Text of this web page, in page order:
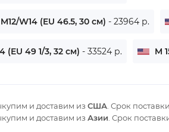
W14 (EU 46.5, 30 см) - 23964 р.
(EU 49 1/3, 32 см) - 33524 р. M
и доставим из США . Срок поставки
и доставим из Азии . Срок